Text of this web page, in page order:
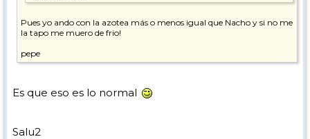
Pues yo ando con la azotea más o menos igual que Nacho y si no me
la tapo me muero de frio!
pepe
Es que eso es lo normal
Salu2